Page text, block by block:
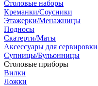
Столовые наборы
Креманки/Соусники
Этажерки/Менажницы
Подносы
Скатерти/Маты
Аксессуары для сервировки
Супницы/Бульонницы
Столовые приборы
Вилки
Ложки